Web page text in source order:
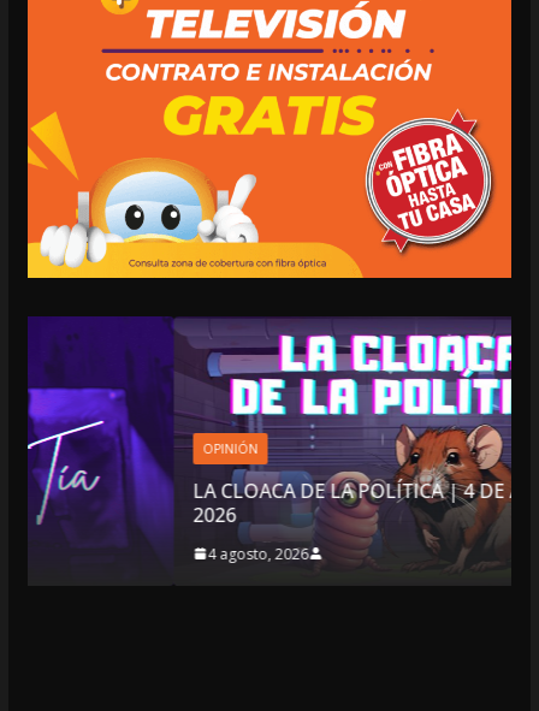
OPINIÓN
LA CLOACA DE LA POLÍTICA | 4 DE AGOSTO DE
2026
4 agosto, 2026